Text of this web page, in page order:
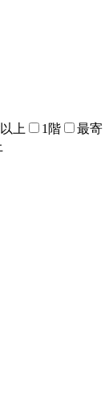
上 1階
最寄